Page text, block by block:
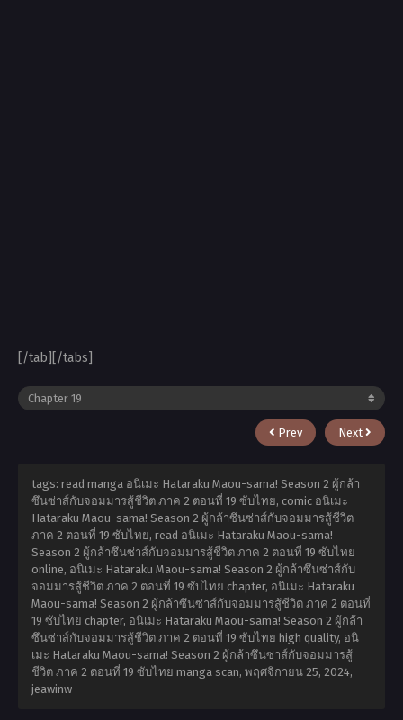
[/tab][/tabs]
Prev Next
tags: read manga อนิเมะ Hataraku Maou-sama! Season 2 ผู้กล้า
ซึนซ่าส์กับจอมมารสู้ชีวิต ภาค 2 ตอนที่ 19 ซับไทย, comic อนิเมะ
Hataraku Maou-sama! Season 2 ผู้กล้าซึนซ่าส์กับจอมมารสู้ชีวิต
ภาค 2 ตอนที่ 19 ซับไทย, read อนิเมะ Hataraku Maou-sama!
Season 2 ผู้กล้าซึนซ่าส์กับจอมมารสู้ชีวิต ภาค 2 ตอนที่ 19 ซับไทย
online, อนิเมะ Hataraku Maou-sama! Season 2 ผู้กล้าซึนซ่าส์กับ
จอมมารสู้ชีวิต ภาค 2 ตอนที่ 19 ซับไทย chapter, อนิเมะ Hataraku
Maou-sama! Season 2 ผู้กล้าซึนซ่าส์กับจอมมารสู้ชีวิต ภาค 2 ตอนที่
19 ซับไทย chapter, อนิเมะ Hataraku Maou-sama! Season 2 ผู้กล้า
ซึนซ่าส์กับจอมมารสู้ชีวิต ภาค 2 ตอนที่ 19 ซับไทย high quality, อนิ
เมะ Hataraku Maou-sama! Season 2 ผู้กล้าซึนซ่าส์กับจอมมารสู้
ชีวิต ภาค 2 ตอนที่ 19 ซับไทย manga scan, พฤศจิกายน 25, 2024,
jeawinw